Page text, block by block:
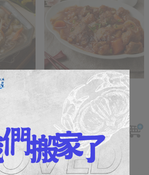
好味道糖醋排骨
已售出 1209包
特價 NT $150
原價NT $199
更多商品